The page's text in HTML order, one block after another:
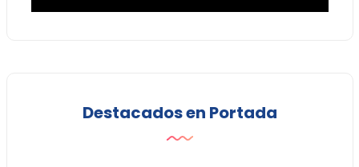
Destacados en Portada